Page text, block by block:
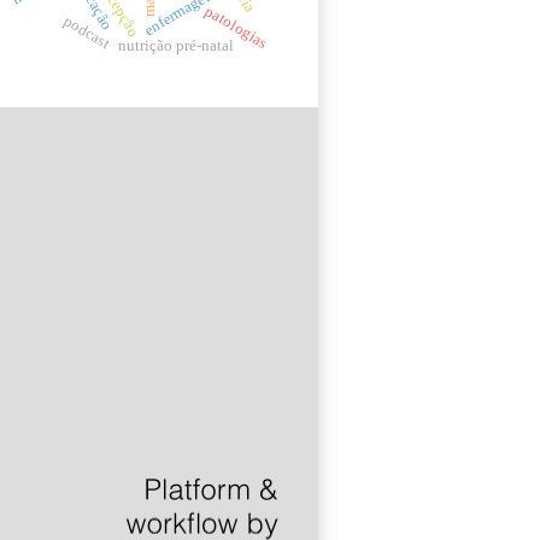
enfermagem
podcast nutrição pré-natalpatologias